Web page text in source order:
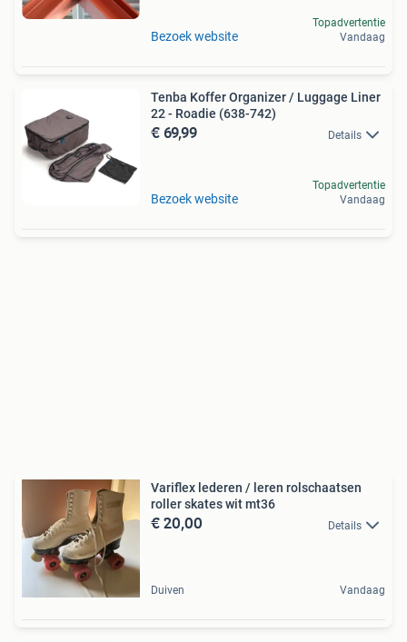
Bezoek website
Topadvertentie
Vandaag
Tenba Koffer Organizer / Luggage Liner
22 - Roadie (638-742)
€ 69,99 Details
Bezoek website
Topadvertentie
Vandaag
Variflex lederen / leren rolschaatsen
roller skates wit mt36
€ 20,00 Details
Duiven Vandaag